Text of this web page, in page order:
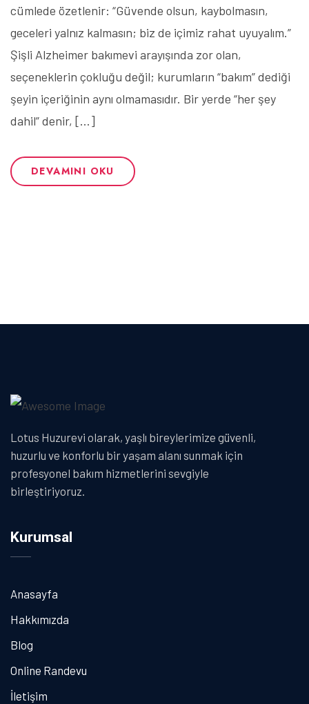
cümlede özetlenir: “Güvende olsun, kaybolmasın,
geceleri yalnız kalmasın; biz de içimiz rahat uyuyalım.”
Şişli Alzheimer bakımevi arayışında zor olan,
seçeneklerin çokluğu değil; kurumların “bakım” dediği
şeyin içeriğinin aynı olmamasıdır. Bir yerde “her şey
dahil” denir, […]
DEVAMINI OKU
Lotus Huzurevi olarak, yaşlı bireylerimize güvenli,
huzurlu ve konforlu bir yaşam alanı sunmak için
profesyonel bakım hizmetlerini sevgiyle
birleştiriyoruz.
Kurumsal
Anasayfa
Hakkımızda
Blog
Online Randevu
İletişim